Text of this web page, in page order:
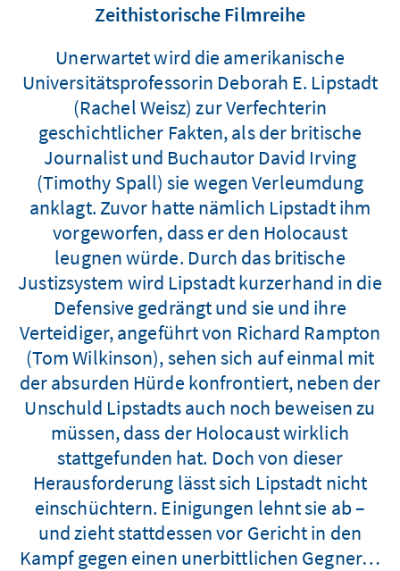
Zeithistorische Filmreihe
Unerwartet wird die amerikanische
Universitätsprofessorin Deborah E. Lipstadt
(Rachel Weisz) zur Verfechterin
geschichtlicher Fakten, als der britische
Journalist und Buchautor David Irving
(Timothy Spall) sie wegen Verleumdung
anklagt. Zuvor hatte nämlich Lipstadt ihm
vorgeworfen, dass er den Holocaust
leugnen würde. Durch das britische
Justizsystem wird Lipstadt kurzerhand in die
Defensive gedrängt und sie und ihre
Verteidiger, angeführt von Richard Rampton
(Tom Wilkinson), sehen sich auf einmal mit
der absurden Hürde konfrontiert, neben der
Unschuld Lipstadts auch noch beweisen zu
müssen, dass der Holocaust wirklich
stattgefunden hat. Doch von dieser
Herausforderung lässt sich Lipstadt nicht
einschüchtern. Einigungen lehnt sie ab –
und zieht stattdessen vor Gericht in den
Kampf gegen einen unerbittlichen Gegner…